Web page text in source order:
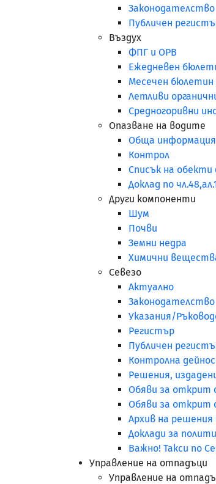
Законодателство
Публичен
Въздух
ФПГ и ОРВ
Ежедневен
Месечен бюлетин
Летливи
Средногоривни
Опазване на водите
Обща информация
Контрол
Списък на
Доклад по
Други компоненти
Шум
Почви
Земни недра
Химични
Севезо
Актуално
Законодателство
Указания/
Регистър
Публичен
Контролна
Решения,
Обяви за открит
Обяви за открит
Архив на решения
Доклади за
Важно! Такси по
Управление на отпадъци
Управление на